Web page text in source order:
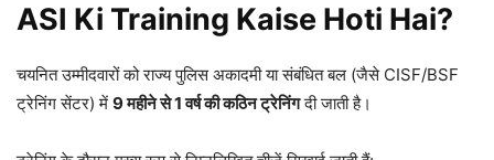
ASI Ki Training Kaise Hoti Hai?
चयनित उम्मीदवारों को राज्य पुलिस अकादमी या संबंधित बल (जैसे CISF/BSF
ट्रेनिंग सेंटर) में 9 महीने से 1 वर्ष की कठिन ट्रेनिंगदी जाती है।